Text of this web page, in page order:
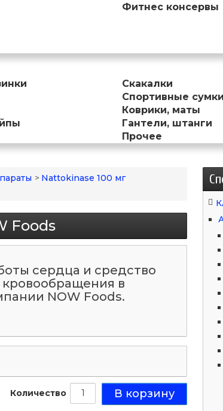
Фитнес консервы
Скакалки
Спортивные сумки
Коврики, маты
Гантели, штанги
Прочее
> Nattokinase 100 мг
Foods
сердца и средство
в
NOW Foods.
Количество